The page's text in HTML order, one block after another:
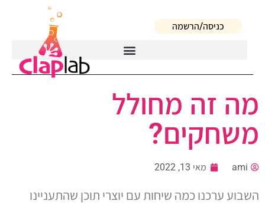
כניסה/הרשמה
מה זה מחולל
משחקים?
ami מאי 13, 2022
השבוע ערכנו כמה שיחות עם יוצרי תוכן שהתעניינו